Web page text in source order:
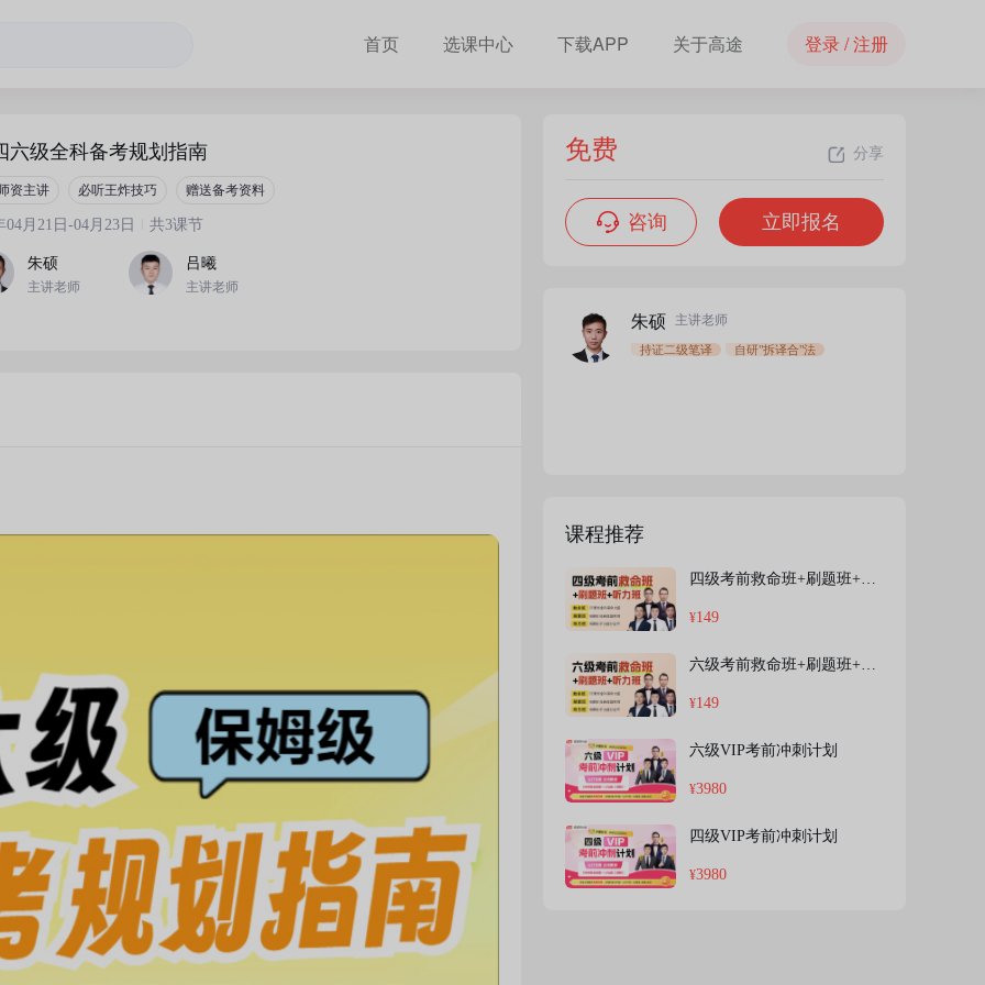
首页 选课中心 下载APP 关于高途 登录 / 注册
六级全科备考规划指南
资主讲 必听王炸技巧 赠送备考资料
04月21日-04月23日 共3课节
朱硕
主讲老师
吕曦
主讲老师
免费 分享
咨询 立即报名
朱硕 主讲老师
持证二级笔译 自研"拆译合"法
课程推荐
四级考前救命班+刷题班+听力班
¥149
六级考前救命班+刷题班+听力班
¥149
六级VIP考前冲刺计划
¥3980
四级VIP考前冲刺计划
¥3980